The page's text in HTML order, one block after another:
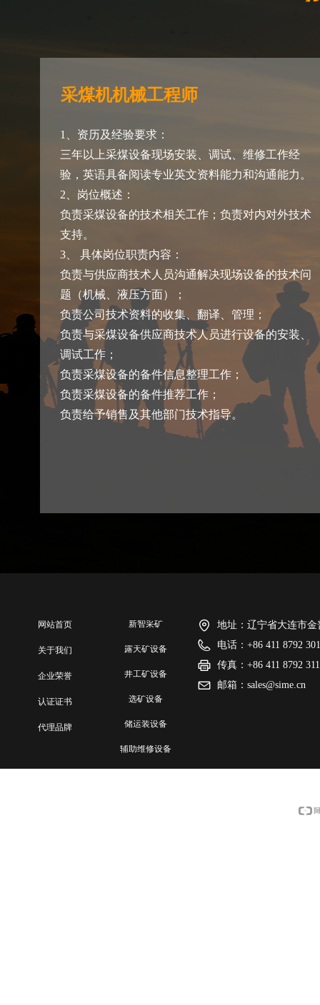
1、资历及经验要求：
三年以上采煤设备现场安装、调试、维修工作经
验，英语具备阅读专业英文资料能力和沟通能力。
2、岗位概述：
负责采煤设备的技术相关工作；负责对内对外技术
支持。
3、 具体岗位职责内容：
负责与供应商技术人员沟通解决现场设备的技术问
题（机械、液压方面）；
负责公司技术资料的收集、翻译、管理；
负责与采煤设备供应商技术人员进行设备的安装、
调试工作；
负责采煤设备的备件信息整理工作；
负责采煤设备的备件推荐工作；
负责给予销售及其他部门技术指导。
采煤机机械工程师
地址： 辽宁省大连市金
电话： +86 411 8792
传真： +86 411 8792
邮箱： sales@sime.cn
网站首页
网站首页
关于我们
关于我们
企业荣誉
企业荣誉
认证证书
认证证书
代理品牌
新智采矿
露天矿设备
井工矿设备
选矿设备
储运装设备
辅助维修设备